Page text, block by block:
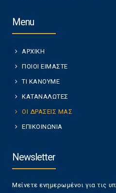
Menu
ΑΡΧΙΚΗ
ΠΟΙΟΙ ΕΙΜΑΣΤΕ
ΤΙ ΚΑΝΟΥΜΕ
ΚΑΤΑΝΑΛΩΤΕΣ
ΟΙ ΔΡΑΣΕΙΣ ΜΑΣ
ΕΠΙΚΟΙΝΩΝΙΑ
Newsletter
Μείνετε ενημερωμένοι για τις